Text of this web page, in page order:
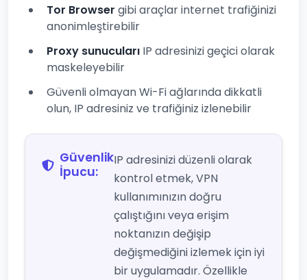
Tor Browser gibi araçlar internet trafiğinizi
anonimleştirebilir
Proxy sunucuları IP adresinizi geçici olarak
maskeleyebilir
Güvenli olmayan Wi-Fi ağlarında dikkatli
olun, IP adresiniz ve trafiğiniz izlenebilir
Güvenlik
İpucu:
IP adresinizi düzenli olarak
kontrol etmek, VPN
kullanımınızın doğru
çalıştığını veya erişim
noktanızın değişip
değişmediğini izlemek için iyi
bir uygulamadır. Özellikle